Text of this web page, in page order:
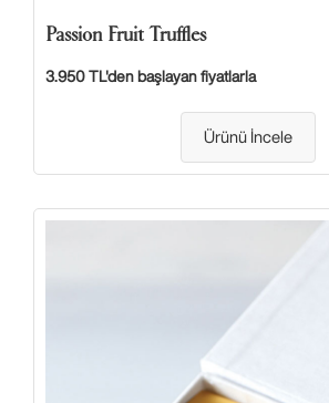
Passion Fruit Truffles
3.950 TL'den başlayan fiyatlarla
Ürünü İncele